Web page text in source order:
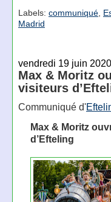
Labels: communiqué,
Madrid
vendredi 19 juin 2020
Max & Moritz
visiteurs
Communiqué d'
Max & Moritz
d’Efteling